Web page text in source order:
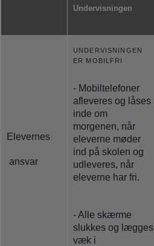
Undervisningen
Elevernes
ansvar
UNDERVISNINGEN
ER MOBILFRI
- Mobiltelefoner
afleveres og låses
inde om
morgenen, når
eleverne møder
ind på skolen og
udleveres, når
eleverne har fri.
- Alle skærme
slukkes og lægges
væk i